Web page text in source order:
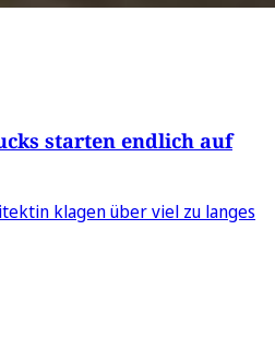
starten endlich auf
klagen über viel zu langes